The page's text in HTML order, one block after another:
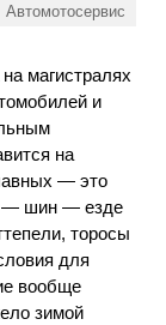
Рубрики
Автомотосервис
магистралях
и
на
— это
— шин — езде
торосы
для
вообще
зимой